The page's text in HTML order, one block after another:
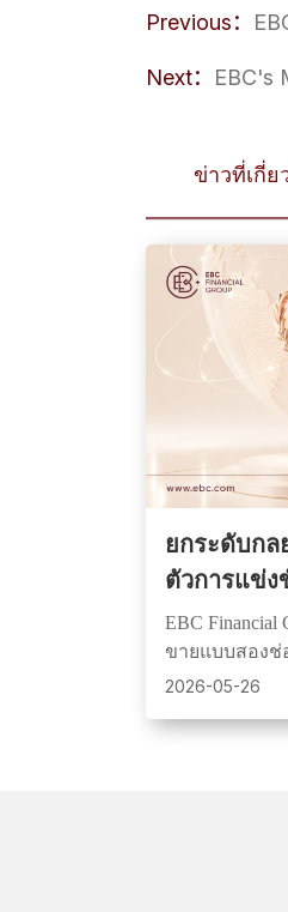
Previous：
Next： ​EBC's
ข่าวที่เกี่ย
ยกระดับก
ตัวการแข่
โลก พร้อม
EBC
ขายแบบสองช่
โดยนำเสนอก
2026-05-26